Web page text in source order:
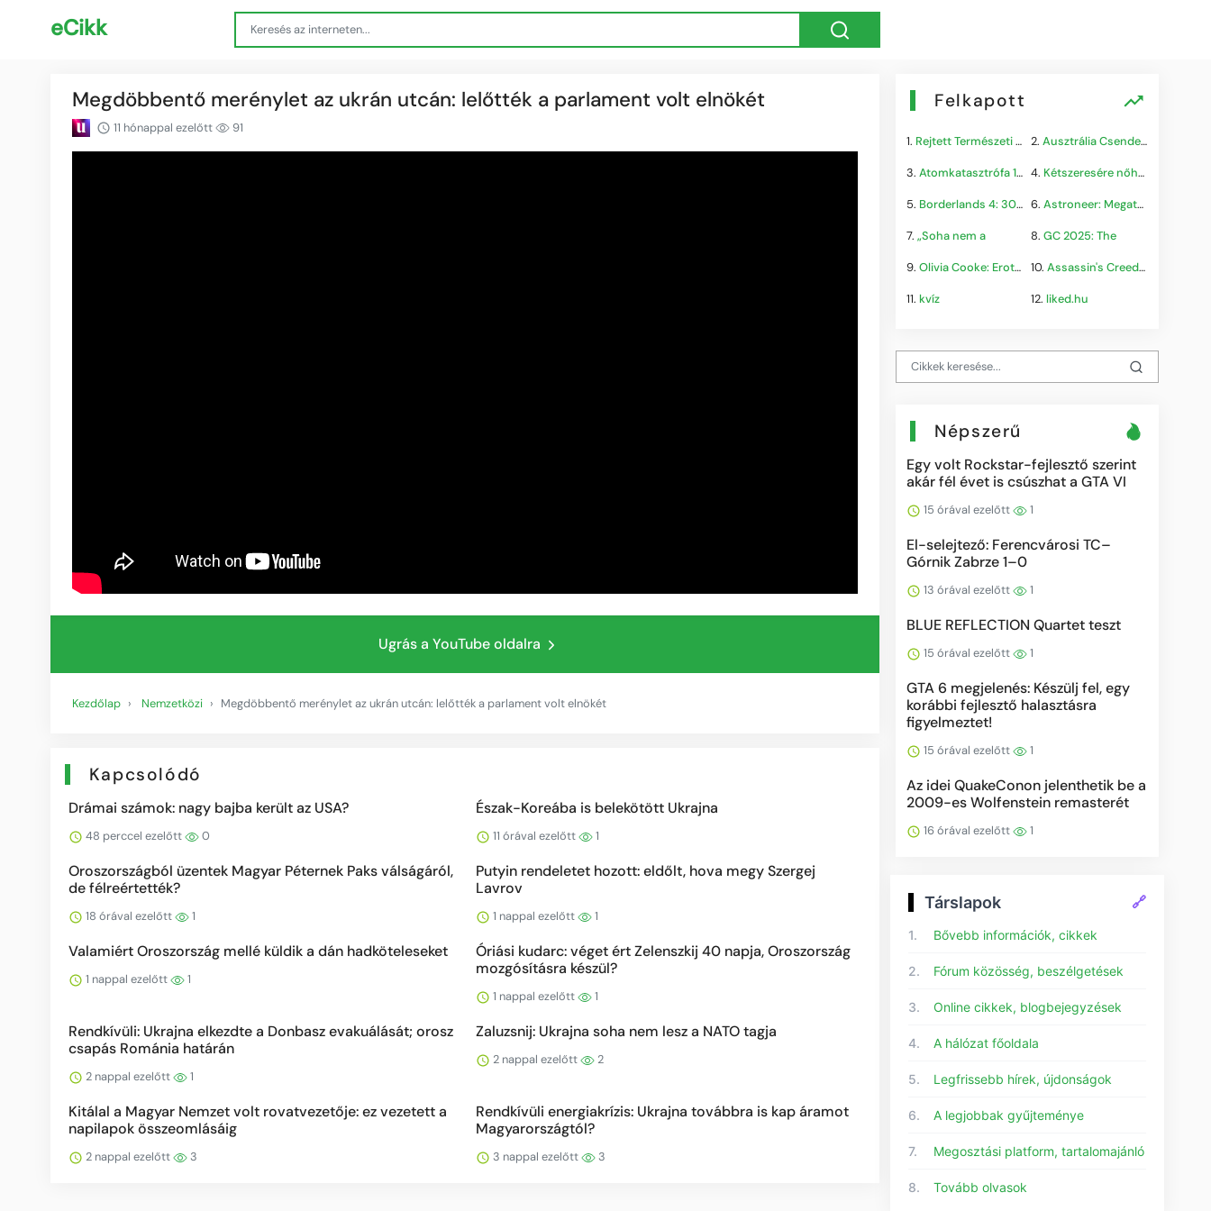
eCikk
Megdöbbentő merénylet az ukrán utcán: lelőtték a parlament volt elnökét
11 hónappal ezelőtt 91
Ugrás a YouTube oldalra
Kezdőlap Nemzetközi Megdöbbentő merénylet az ukrán utcán: lelőtték a parlament volt elnökét
Kapcsolódó
Drámai számok: nagy bajba került az USA?
48 perccel ezelőtt 0
Észak-Koreába is belekötött Ukrajna
11 órával ezelőtt 1
Oroszországból üzentek Magyar Péternek Paks válságáról,
de félreértették?
18 órával ezelőtt 1
Putyin rendeletet hozott: eldőlt, hova megy Szergej
Lavrov
1 nappal ezelőtt 1
Valamiért Oroszország mellé küldik a dán hadköteleseket
1 nappal ezelőtt 1
Óriási kudarc: véget ért Zelenszkij 40 napja, Oroszország
mozgósításra készül?
1 nappal ezelőtt 1
Rendkívüli: Ukrajna elkezdte a Donbasz evakuálását; orosz
csapás Románia határán
2 nappal ezelőtt 1
Zaluzsnij: Ukrajna soha nem lesz a NATO tagja
2 nappal ezelőtt 2
Kitálal a Magyar Nemzet volt rovatvezetője: ez vezetett a
napilapok összeomlásáig
2 nappal ezelőtt 3
Rendkívüli energiakrízis: Ukrajna továbbra is kap áramot
Magyarországtól?
3 nappal ezelőtt 3
Felkapott
1. Rejtett Természeti Csoda 2. Ausztrália Csendes Összeomlása
3.Atomkatasztrófa 1985: A 4. Kétszeresére nőhet a
5. Borderlands 4: 300.000+ 6. Astroneer: Megatech DLC
7.„Soha nem a 8. GC 2025: The
9.Olivia Cooke: Erotikus 10. Assassin's Creed Shadows
11.kvíz 12. liked.hu
Népszerű
Egy volt Rockstar-fejlesztő szerint
akár fél évet is csúszhat a GTA VI
15 órával ezelőtt 1
El-selejtező: Ferencvárosi TC–
Górnik Zabrze 1–0
13 órával ezelőtt 1
BLUE REFLECTION Quartet teszt
15 órával ezelőtt 1
GTA 6 megjelenés: Készülj fel, egy
korábbi fejlesztő halasztásra
figyelmeztet!
15 órával ezelőtt 1
Az idei QuakeConon jelenthetik be a
2009-es Wolfenstein remasterét
16 órával ezelőtt 1
Társlapok 🔗
1. Bővebb információk, cikkek
2. Fórum közösség, beszélgetések
3. Online cikkek, blogbejegyzések
4. A hálózat főoldala
5. Legfrissebb hírek, újdonságok
6. A legjobbak gyűjteménye
7. Megosztási platform, tartalomajánló
8. Tovább olvasok